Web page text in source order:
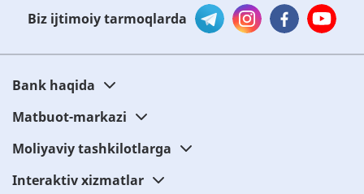
Biz ijtimoiy tarmoqlarda
Bank haqida
Matbuot-markazi
Moliyaviy tashkilotlarga
Interaktiv xizmatlar